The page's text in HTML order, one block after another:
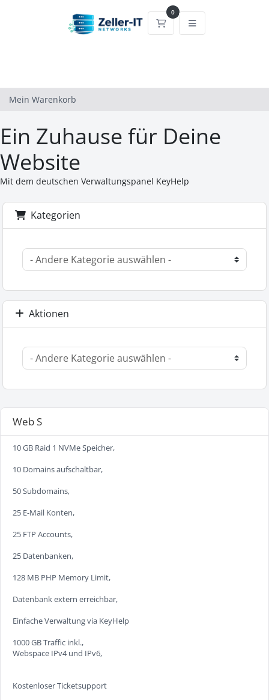
0
Mein Warenkorb
Mein Warenkorb
Ein Zuhause für Deine
Website
Mit dem deutschen Verwaltungspanel KeyHelp
Kategorien
Aktionen
Web S
10 GB Raid 1 NVMe Speicher,
10 Domains aufschaltbar,
50 Subdomains,
25 E-Mail Konten,
25 FTP Accounts,
25 Datenbanken,
128 MB PHP Memory Limit,
Datenbank extern erreichbar,
Einfache Verwaltung via KeyHelp
1000 GB Traffic inkl.,
Webspace IPv4 und IPv6,
Kostenloser Ticketsupport